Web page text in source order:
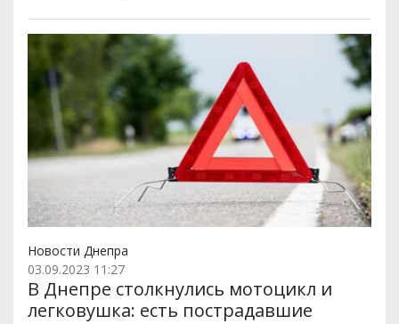
Новости Днепра
03.09.2023 11:27
В Днепре столкнулись мотоцикл и
легковушка: есть пострадавшие